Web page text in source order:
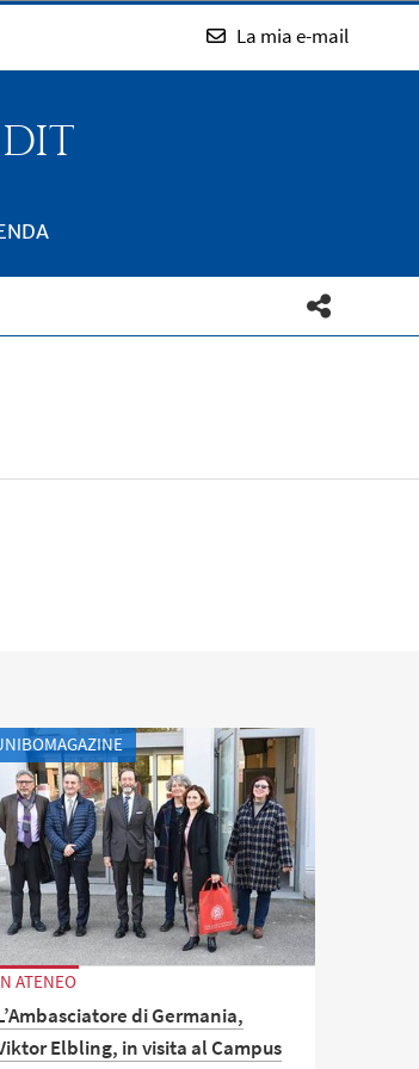
La mia e-mail
ATENEO
di Germania,
Elbling, in visita al Campus